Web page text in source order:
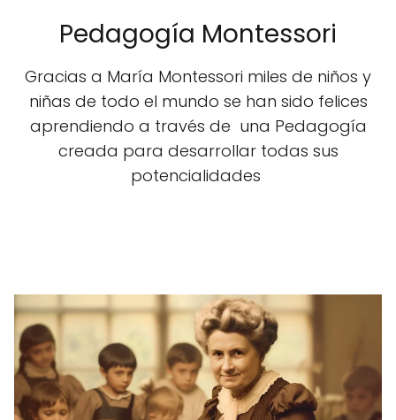
Pedagogía Montessori
Gracias a María Montessori miles de niños y
niñas de todo el mundo se han sido felices
aprendiendo a través de una Pedagogía
creada para desarrollar todas sus
potencialidades